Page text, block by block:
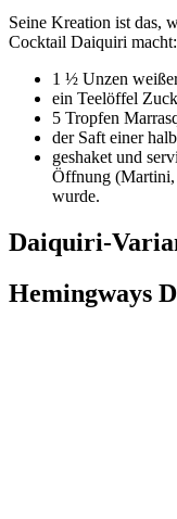
Seine Kreation ist das,
Cocktail Daiquiri macht:
1 ½ Unzen
ein Teelöffel
5 Tropfen
der Saft einer
geshaket und
Öffnung (Martini,
wurde.
Daiquiri-
Hemingways